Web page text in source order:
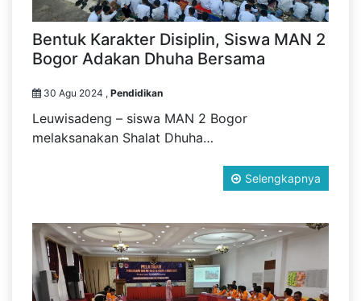
Bentuk Karakter Disiplin, Siswa MAN 2
Bogor Adakan Dhuha Bersama
30 Agu 2024 , Pendidikan
Leuwisadeng – siswa MAN 2 Bogor
melaksanakan Shalat Dhuha…
Selengkapnya